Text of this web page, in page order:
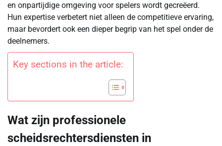
en onpartijdige omgeving voor spelers wordt gecreëerd.
Hun expertise verbetert niet alleen de competitieve ervaring,
maar bevordert ook een dieper begrip van het spel onder de
deelnemers.
Key sections in the article:
Wat zijn professionele
scheidsrechtersdiensten in